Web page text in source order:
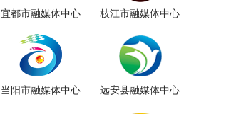
宜都市融媒体中心 枝江市融媒体中心
当阳市融媒体中心 远安县融媒体中心